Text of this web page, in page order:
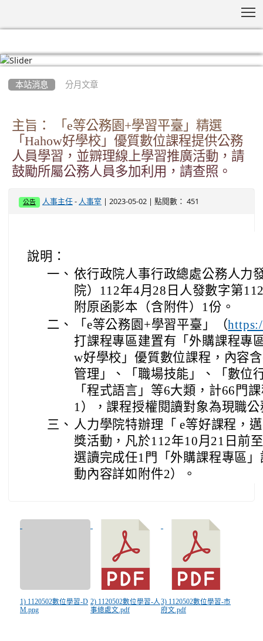
本站消息 分月文章
主旨： 「e等公務園+學習平臺」精選
「Hahow好學校」優質數位課程提供公務
人員學習，並辧理線上學習推廣活動，請
鼓勵所屬公務人員多加利用，請查照。
公告 人事主任 - 人事室 | 2023-05-02 | 點閱數： 451
說明：
一、 依行政院人事行政總處公務人力
院）112年4月28日人發數字第
附原函影本（含附件）1份。
二、
「e等公務園+學習平臺」（
打課程專區建置有「外購課程專
w好學校」優質數位課程，內容
管理」、「職場技能」、「數位
「程式語言」等6大類，計66門
1），課程授權閱讀對象為現職
三、 人力學院特辦理「 e等好課程，
獎活動，凡於112年10月21日前
選讀完成任1門「外購課程專區
動內容詳如附件2）。
1) 1120502數位學習-D
M.png
2) 1120502數位學習-人
事總處文.pdf
3) 1120502數位學習-市
府文.pdf